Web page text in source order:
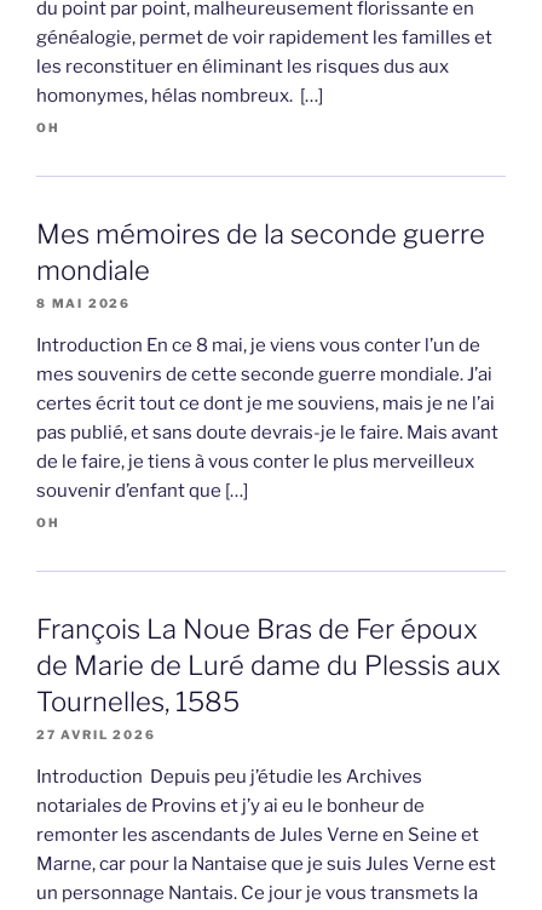
du point par point, malheureusement florissante en
généalogie, permet de voir rapidement les familles et
les reconstituer en éliminant les risques dus aux
homonymes, hélas nombreux. […]
OH
Mes mémoires de la seconde guerre
mondiale
8 MAI 2026
Introduction En ce 8 mai, je viens vous conter l’un de
mes souvenirs de cette seconde guerre mondiale. J’ai
certes écrit tout ce dont je me souviens, mais je ne l’ai
pas publié, et sans doute devrais-je le faire. Mais avant
de le faire, je tiens à vous conter le plus merveilleux
souvenir d’enfant que […]
OH
François La Noue Bras de Fer époux
de Marie de Luré dame du Plessis aux
Tournelles, 1585
27 AVRIL 2026
Introduction Depuis peu j’étudie les Archives
notariales de Provins et j’y ai eu le bonheur de
remonter les ascendants de Jules Verne en Seine et
Marne, car pour la Nantaise que je suis Jules Verne est
un personnage Nantais. Ce jour je vous transmets la